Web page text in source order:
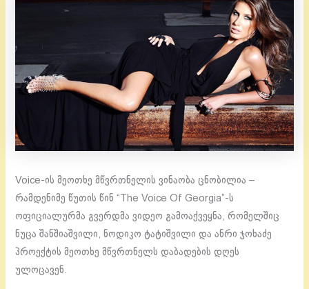
Voice-ის მეოთხე მწვრთნელის ვინაობა ცნობილია –
რამდენიმე წუთის წინ “The Voice Of Georgia”-ს
ოფიციალურმა გვერდმა ვიდეო გამოაქვეყნა, რომელშიც
ნუცა შანშიაშვილი, ნოდიკო ტატიშვილი და ანრი ჯოხაძე
პროექტის მეოთხე მწვრთნელს დაბადების დღეს
ულოცავენ.